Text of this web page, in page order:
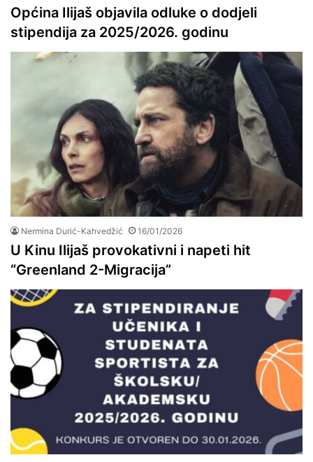
Općina Ilijaš objavila odluke o dodjeli
stipendija za 2025/2026. godinu
Nermina Durić-Kahvedžić 16/01/2026
U Kinu Ilijaš provokativni i napeti hit
“Greenland 2-Migracija”